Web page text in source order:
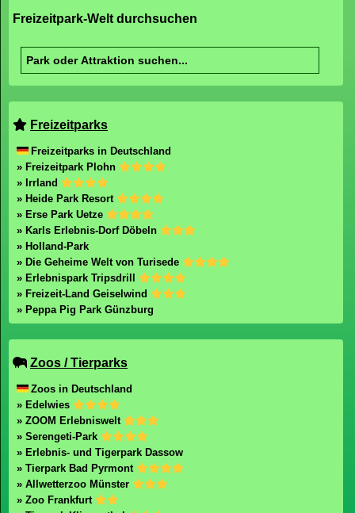
Freizeitpark-Welt durchsuchen
Freizeitparks
Freizeitparks in Deutschland
» Freizeitpark Plohn
» Irrland
» Heide Park Resort
» Erse Park Uetze
» Karls Erlebnis-Dorf Döbeln
» Holland-Park
» Die Geheime Welt von Turisede
» Erlebnispark Tripsdrill
» Freizeit-Land Geiselwind
» Peppa Pig Park Günzburg
Zoos / Tierparks
Zoos in Deutschland
» Edelwies
» ZOOM Erlebniswelt
» Serengeti-Park
» Erlebnis- und Tigerpark Dassow
» Tierpark Bad Pyrmont
» Allwetterzoo Münster
» Zoo Frankfurt